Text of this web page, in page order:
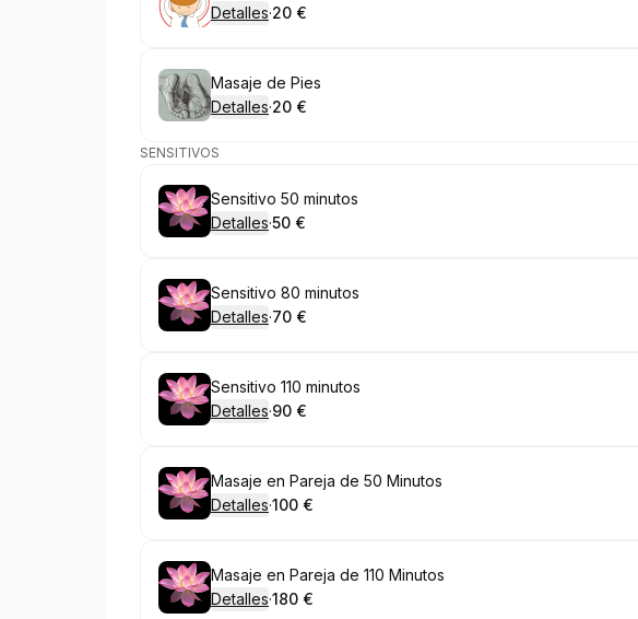
Detalles·
.Precio
20 €
Reservar
Masaje de Pies
Detalles·
.Precio
20 €
SENSITIVOS
Reservar
Sensitivo 50 minutos
Detalles·
.Precio
50 €
Reservar
Sensitivo 80 minutos
Detalles·
. Precio
70 €
Reservar
Sensitivo 110 minutos
Detalles·
.Precio
90 €
Reservar
Masaje en Pareja de 50 Minutos
Detalles·
.Precio
100 €
Reservar
Masaje en Pareja de 110 Minutos
Detalles·
.Precio
180 €